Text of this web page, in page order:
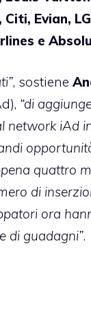
Evian,
e
, sostiene
“di
network iAd
quattro
di
ora
di guadagni”.